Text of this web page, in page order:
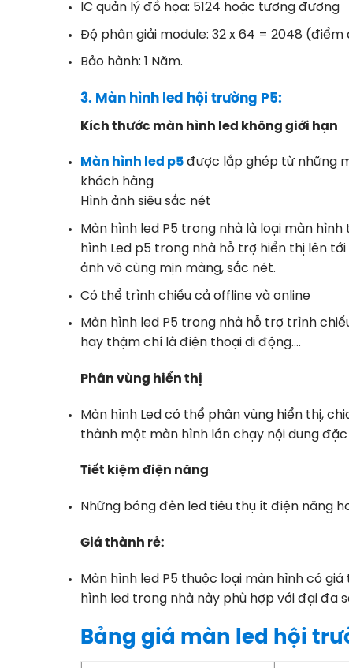
IC quản lý đồ họa: 5124 hoặc tương đương
Độ phân giải module: 32 x 64 = 2048 (điểm
Bảo hành: 1 Năm.
3. Màn hình led hội trường P5:
Kích thước màn hình led không giới hạn
Màn hình led p5 được lắp ghép từ những
khách hàng
Hình ảnh siêu sắc nét
Màn hình led P5 trong nhà là loại màn
hình Led p5 trong nhà hỗ trợ hiển thị lên
ảnh vô cùng mịn màng, sắc nét.
Có thể trình chiếu cả offline và online
Màn hình led P5 trong nhà hỗ trợ trình
hay thậm chí là điện thoại di động….
Phân vùng hiển thị
Màn hình Led có thể phân vùng hiển thị,
thành một màn hình lớn chạy nội dung
Tiết kiệm điện năng
Những bóng đèn led tiêu thụ ít điện năng
Giá thành rẻ:
Màn hình led P5 thuộc loại màn hình có
hình led trong nhà này phù hợp với đại đa
Bảng giá màn led hội